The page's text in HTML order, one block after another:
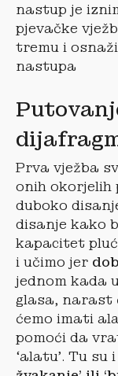
nastup je
pjevačke
tremu i
nastupa
Prva vježba
onih okorjelih
duboko
disanje kako
kapacitet
i učimo jer
jednom kada
glasa, narast
ćemo imati
pomoći da
‘alatu’. Tu su